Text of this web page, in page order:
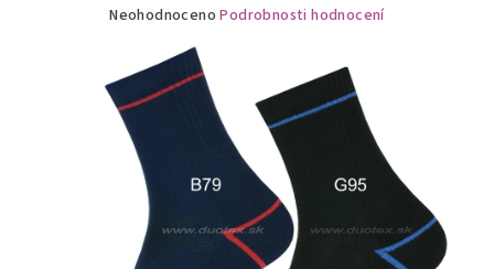
Průměrné
produktu
je
0,0
hvězdiček.
Neohodnoceno Podrobnosti hodnocení